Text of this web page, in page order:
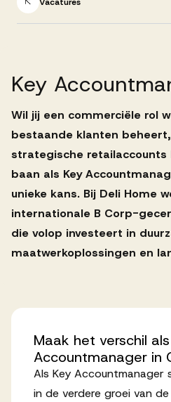
Successen
Succesverhalen
Vervulde vacatures
Over AV
Werken bij AV
Key
Wil jij een commerciële rol
bestaande klanten
strategische retailaccounts
baan als Key
unieke kans. Bij Deli Home
internationale B Corp-
die volop investeert in
maatwerkoplossingen en
Maak het verschil als
Accountmanager in
Als Key Accountmanager
in de verdere groei van